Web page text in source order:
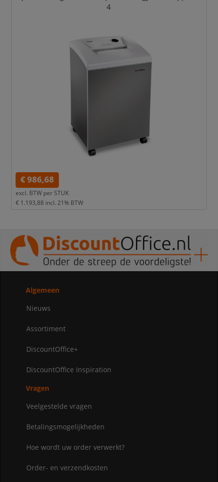
4
€ 986,68
excl. BTW per STUK
€ 1.193,88 incl. 21% BTW
Algemeen
Nieuws
Assortiment
DiscountOffice+
DiscountOffice Inspiration
Vragen
Veelgestelde vragen
Betalingsmogelijkheden
Hoe wordt uw order verwerkt?
Order- en verzendkosten